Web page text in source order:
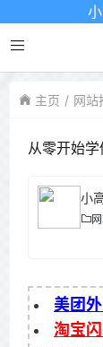
小高网
主页 网站
从零开始
小
美团
淘宝